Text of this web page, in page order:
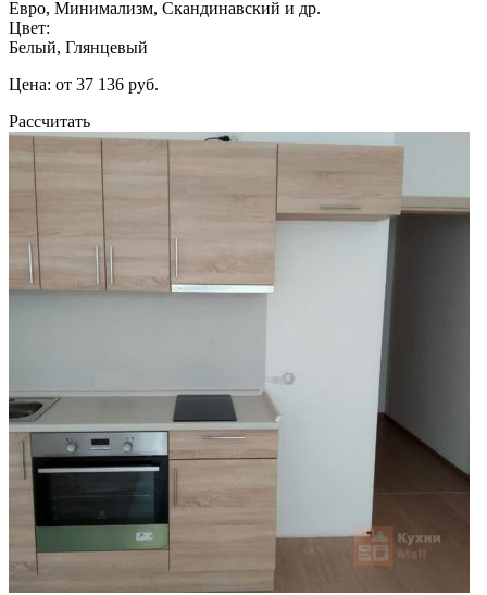
Евро, Минимализм, Скандинавский и др.
Цвет:
Белый, Глянцевый
Цена: от 37 136 руб.
Рассчитать